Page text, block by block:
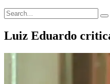
Luiz Eduardo